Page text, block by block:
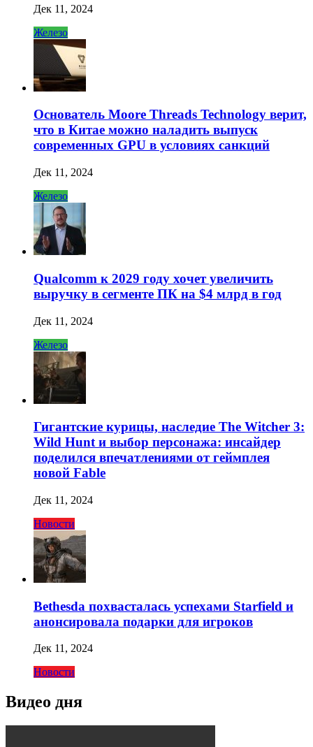
Дек 11, 2024
Железо
Основатель Moore Threads Technology верит,
что в Китае можно наладить выпуск
современных GPU в условиях санкций
Дек 11, 2024
Железо
Qualcomm к 2029 году хочет увеличить
выручку в сегменте ПК на $4 млрд в год
Дек 11, 2024
Железо
Гигантские курицы, наследие The Witcher 3:
Wild Hunt и выбор персонажа: инсайдер
поделился впечатлениями от геймплея
новой Fable
Дек 11, 2024
Новости
Bethesda похвасталась успехами Starfield и
анонсировала подарки для игроков
Дек 11, 2024
Новости
Видео дня